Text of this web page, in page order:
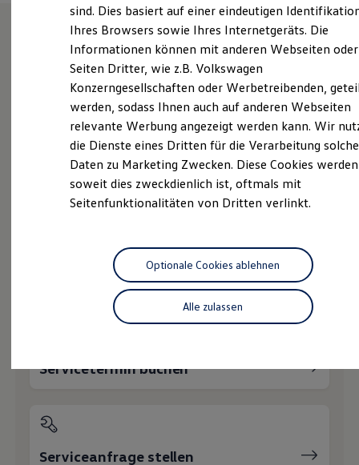
Laden unterwegs
Laden Zuhause
Ladestationen finden
Batterie
Sicherheit
Garantie und Lebensdauer
Nachhaltigkeit
Technologie
Kosten und Kauf
Verbrauchskosten
E-Auto-Förderung
Software und Konnektivität
Digitale Extras
Schnittstellen zu Ihrem ID.
Hybridautos
Marke und Erlebnis
Volkswagen R und R Experience
R-Modelle
Werkbesichtigung
ID. Kollektion
Wie können wir
Ihnen weiterhelfen?
Probefahrt vereinbaren
Fahrzeugangebot anfordern
Servicetermin buchen
Serviceanfrage stellen
sind. Dies basiert auf einer eindeutigen
Ihres Browsers sowie Ihres Internetgeräts. Die
Informationen können mit anderen Webseiten oder
Seiten Dritter, wie z.B. Volkswagen
Konzerngesellschaften oder Werbetreibenden,
werden, sodass Ihnen auch auf anderen Webseiten
relevante Werbung angezeigt werden kann. Wir
die Dienste eines Dritten für die Verarbeitung
Daten zu Marketing Zwecken. Diese Cookies
soweit dies zweckdienlich ist, oftmals mit
Seitenfunktionalitäten von Dritten verlinkt.
Alle zulassen
Optionale Cookies ablehnen